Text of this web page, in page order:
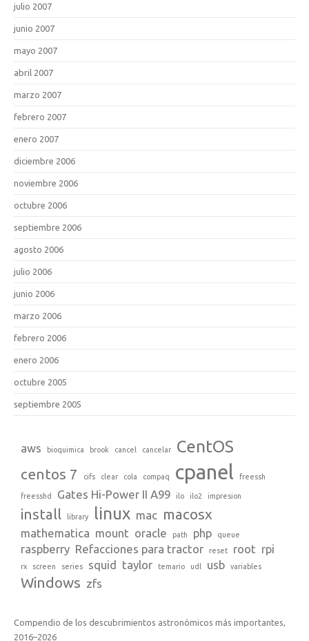
julio 2007
junio 2007
mayo 2007
abril 2007
marzo 2007
febrero 2007
enero 2007
diciembre 2006
noviembre 2006
octubre 2006
septiembre 2006
agosto 2006
julio 2006
junio 2006
marzo 2006
febrero 2006
enero 2006
octubre 2005
septiembre 2005
aws bioquimica brook cancel cancelar CentOS
centos 7 cifs clear cola compaq cpanel freessh
freesshd Gates Hi-Power II A99 ilo ilo2 impresion
install library linux mac macosx
mathematica mount oracle path php queue
raspberry Refacciones para tractor reset root rpi
rx screen series squid taylor temario udl usb variables
Windows zfs
Compendio de los descubrimientos astronómicos más importantes,
2016–2026